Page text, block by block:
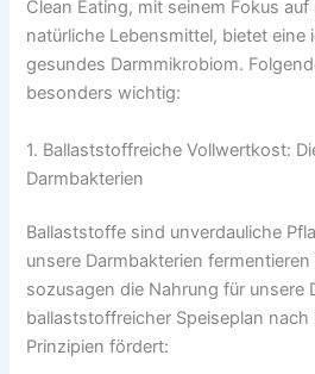
Clean Eating, mit seinem Fokus auf
natürliche Lebensmittel, bietet eine
gesundes Darmmikrobiom.
besonders wichtig:
1. Ballaststoffreiche Vollwertkost:
Darmbakterien
Ballaststoffe sind unverdauliche
unsere Darmbakterien
sozusagen die Nahrung für unsere
ballaststoffreicher Speiseplan
Prinzipien fördert: